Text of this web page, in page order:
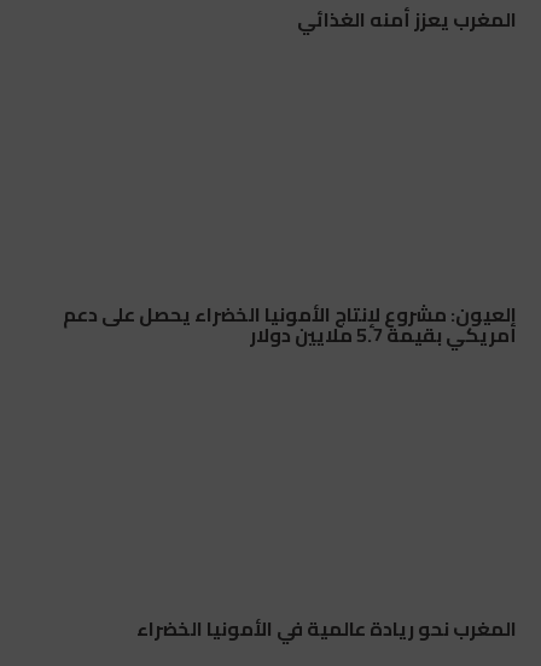
المغرب يعزز أمنه الغذائي
العيون: مشروع لإنتاج الأمونيا الخضراء يحصل على دعم
أمريكي بقيمة 5.7 ملايين دولار
المغرب نحو ريادة عالمية في الأمونيا الخضراء